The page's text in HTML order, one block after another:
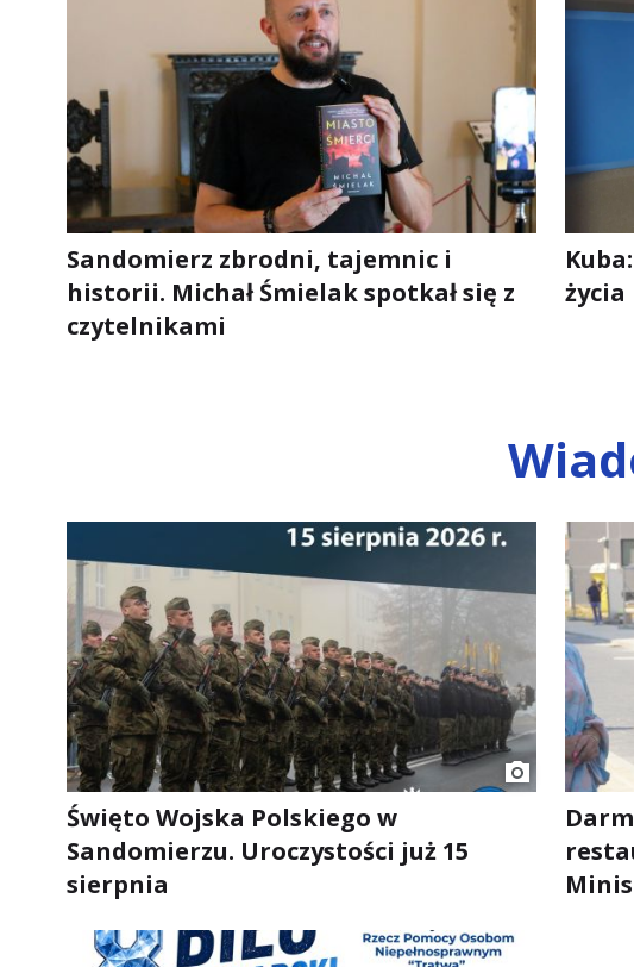
Sandomierz zbrodni, tajemnic i
historii. Michał Śmielak spotkał się z
czytelnikami
życia
Święto Wojska Polskiego w
Sandomierzu. Uroczystości już 15
sierpnia